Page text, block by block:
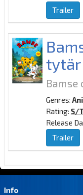
Trailer
tytär
Bamse
Genres:
Rating: S/
Release
Trailer
Info